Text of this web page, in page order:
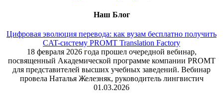
Наш Блог
Цифровая эволюция перевода: как вузам бесплатно получить
CAT-систему PROMT Translation Factory
18 февраля 2026 года прошел очередной вебинар,
посвященный Академической программе компании PROMT
для представителей высших учебных заведений. Вебинар
провела Наталья Железняк, руководитель лингвистич
01.03.2026